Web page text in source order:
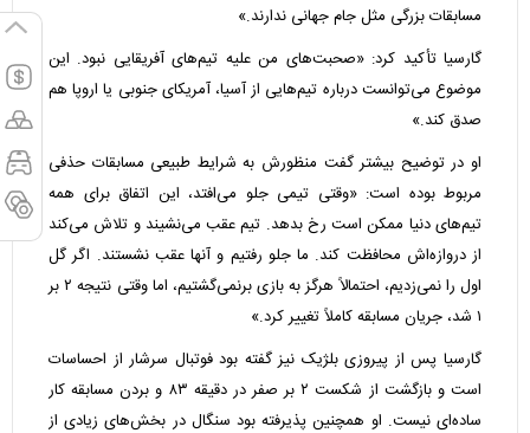
مسابقات بزرگی مثل جام جهانی ندارند.»
گارسیا تأکید کرد: «صحبت‌های من علیه تیم‌های آفریقایی نبود. این
موضوع می‌توانست درباره تیم‌هایی از آسیا، آمریکای جنوبی یا اروپا هم
صدق کند.»
او در توضیح بیشتر گفت منظورش به شرایط طبیعی مسابقات حذفی
مربوط بوده است: «وقتی تیمی جلو می‌افتد، این اتفاق برای همه
تیم‌های دنیا ممکن است رخ بدهد. تیم عقب می‌نشیند و تلاش می‌کند
از دروازه‌اش محافظت کند. ما جلو رفتیم و آنها عقب نشستند. اگر گل
اول را نمی‌زدیم، احتمالاً هرگز به بازی برنمی‌گشتیم، اما وقتی نتیجه ۲ بر
۱ شد، جریان مسابقه کاملاً تغییر کرد.»
گارسیا پس از پیروزی بلژیک نیز گفته بود فوتبال سرشار از احساسات
است و بازگشت از شکست ۲ بر صفر در دقیقه ۸۳ و بردن مسابقه کار
ساده‌ای نیست. او همچنین پذیرفته بود سنگال در بخش‌های زیادی از